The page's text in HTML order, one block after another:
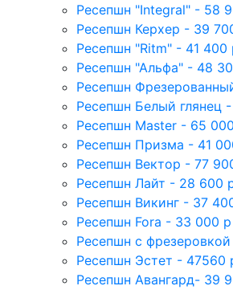
Ресепшн "Integral" - 58
Ресепшн Керхер - 39
Ресепшн "Ritm" - 41 400
Ресепшн "Альфа" - 48
Ресепшн
Ресепшн Белый глянец
Ресепшн Master - 65
Ресепшн Призма - 41
Ресепшн Вектор - 77
Ресепшн Лайт - 28 600
Ресепшн Викинг - 37
Ресепшн Fora - 33 000 р
Ресепшн с
Ресепшн Эстет - 47560
Ресепшн Авангард- 39